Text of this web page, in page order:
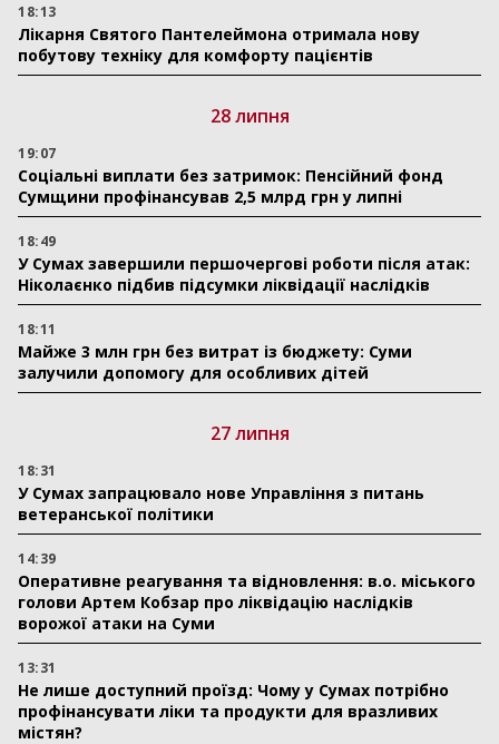
18:13
Лікарня Святого Пантелеймона отримала нову
побутову техніку для комфорту пацієнтів
28 липня
19:07
Соціальні виплати без затримок: Пенсійний фонд
Сумщини профінансував 2,5 млрд грн у липні
18:49
У Сумах завершили першочергові роботи після атак:
Ніколаєнко підбив підсумки ліквідації наслідків
18:11
Майже 3 млн грн без витрат із бюджету: Суми
залучили допомогу для особливих дітей
27 липня
18:31
У Сумах запрацювало нове Управління з питань
ветеранської політики
14:39
Оперативне реагування та відновлення: в.о. міського
голови Артем Кобзар про ліквідацію наслідків
ворожої атаки на Суми
13:31
Не лише доступний проїзд: Чому у Сумах потрібно
профінансувати ліки та продукти для вразливих
містян?